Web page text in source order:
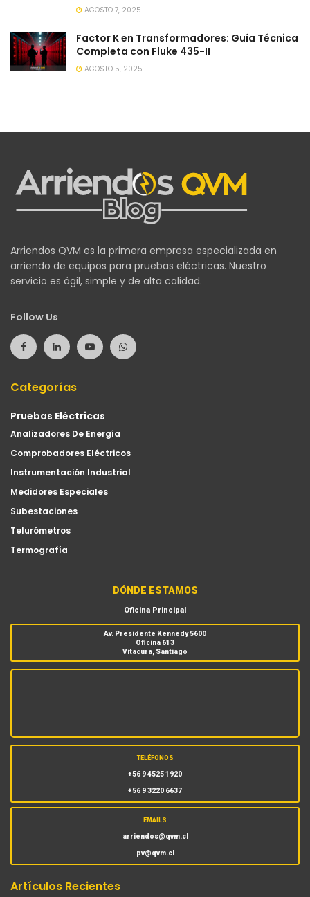
AGOSTO 7, 2025
Factor K en Transformadores: Guía Técnica
Completa con Fluke 435-II
AGOSTO 5, 2025
Arriendos QVM es la primera empresa especializada en
arriendo de equipos para pruebas eléctricas. Nuestro
servicio es ágil, simple y de alta calidad.
Follow Us
Categorías
Pruebas Eléctricas
Analizadores De Energía
Comprobadores Eléctricos
Instrumentación Industrial
Medidores Especiales
Subestaciones
Telurómetros
Termografía
DÓNDE ESTAMOS
Oficina Principal
Av. Presidente Kennedy 5600
Oficina 613
Vitacura, Santiago
TELÉFONOS
+56 9 4525 1920
+56 9 3220 6637
EMAILS
arriendos@qvm.cl
pv@qvm.cl
Artículos Recientes